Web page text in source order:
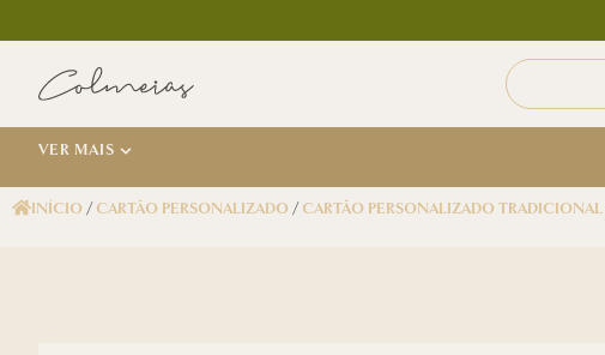
VER MAIS
INÍCIO/CARTÃO PERSONALIZADO/CARTÃO PERSONALIZADO TRADICIONAL